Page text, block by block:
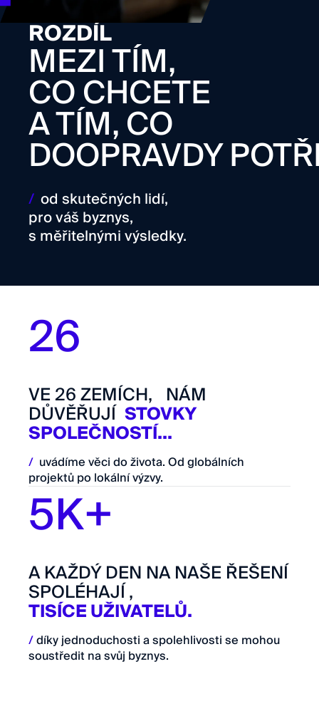
ROZDÍL
MEZI TÍM,
CO CHCETE
A TÍM, CO
DOOPRAVDY
/od skutečných lidí,
pro váš byznys,
s měřitelnými výsledky.
26
VE 26 ZEMÍCH, NÁM
DŮVĚŘUJÍ STOVKY
SPOLEČNOSTÍ...
/ uvádíme věci do života. Od globálních
projektů po lokální výzvy.
5K+
A KAŽDÝ DEN NA NAŠE ŘEŠENÍ
SPOLÉHAJÍ ,
TISÍCE UŽIVATELŮ.
/díky jednoduchosti a spolehlivosti se mohou
soustředit na svůj byznys.